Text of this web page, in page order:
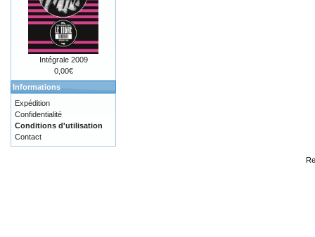
Intégrale 2009
0,00€
Informations
Expédition
Confidentialité
Conditions d'utilisation
Contact